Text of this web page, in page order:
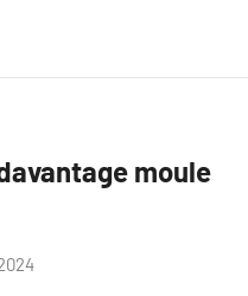
moule